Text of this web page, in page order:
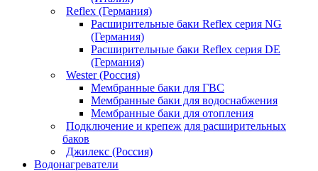
Reflex (Германия)
Расширительные баки Reflex серия NG
(Германия)
Расширительные баки Reflex серия DE
(Германия)
Wester (Россия)
Мембранные баки для ГВС
Мембранные баки для водоснабжения
Мембранные баки для отопления
Подключение и крепеж для расширительных
баков
Джилекс (Россия)
Водонагреватели